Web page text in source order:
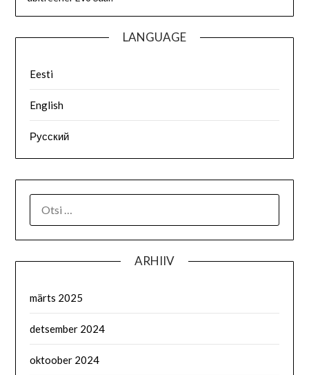
LANGUAGE
Eesti
English
Русский
ARHIIV
märts 2025
detsember 2024
oktoober 2024